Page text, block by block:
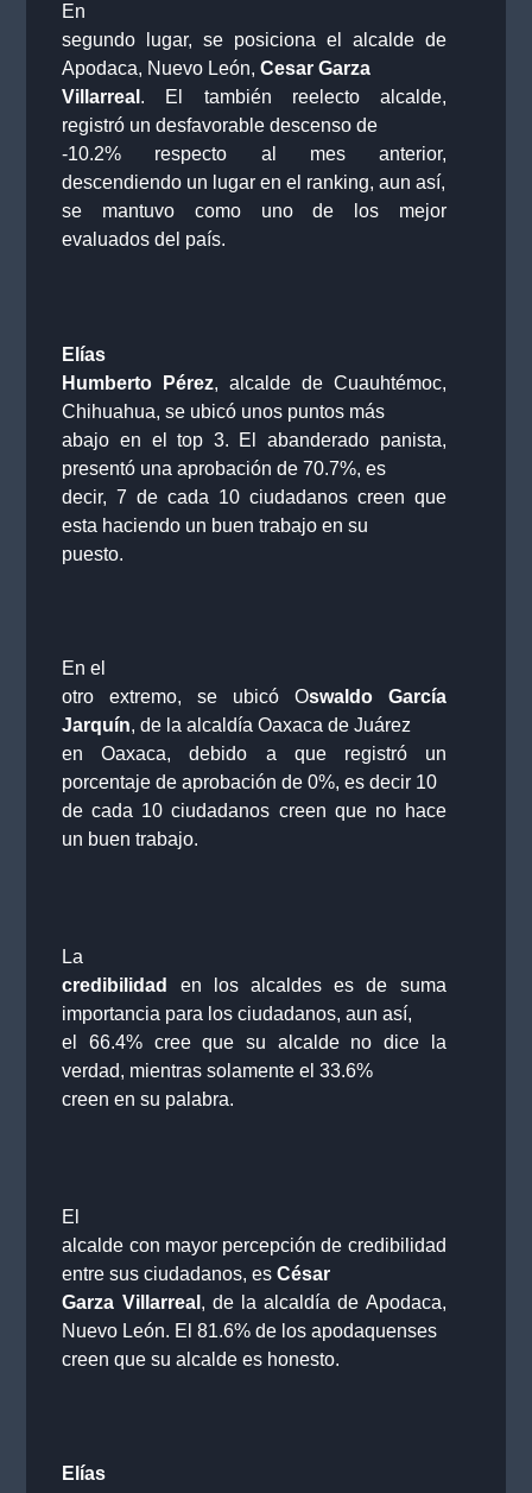
En
segundo lugar, se posiciona el alcalde de
Apodaca, Nuevo León,Cesar Garza
Villarreal . El también reelecto alcalde,
registró un desfavorable descenso de
-10.2% respecto al mes anterior,
descendiendo un lugar en el ranking, aun así,
se mantuvo como uno de los mejor
evaluados del país.
Elías
Humberto Pérez, alcalde de Cuauhtémoc,
Chihuahua, se ubicó unos puntos más
abajo en el top 3. El abanderado panista,
presentó una aprobación de 70.7%, es
decir, 7 de cada 10 ciudadanos creen que
esta haciendo un buen trabajo en su
puesto.
En el
otro extremo, se ubicó Oswaldo García
Jarquín, de la alcaldía Oaxaca de Juárez
en Oaxaca, debido a que registró un
porcentaje de aprobación de 0%, es decir 10
de cada 10 ciudadanos creen que no hace
un buen trabajo.
La
credibilidad
en los alcaldes es de suma
importancia para los ciudadanos, aun así,
el 66.4% cree que su alcalde no dice la
verdad, mientras solamente el 33.6%
creen en su palabra.
El
alcalde con mayor percepción de credibilidad
entre sus ciudadanos, esCésar
Garza Villarreal , de la alcaldía de Apodaca,
Nuevo León. El 81.6% de los apodaquenses
creen que su alcalde es honesto.
Elías